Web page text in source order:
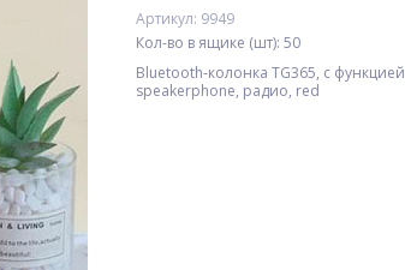
Артикул: 9949
Кол-во в ящике (шт): 50
Bluetooth-колонка TG365, c функцией
speakerphone, радио, red